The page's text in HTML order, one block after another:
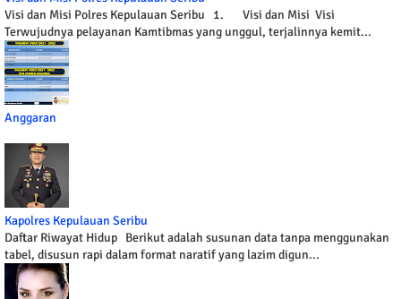
Visi dan Misi Polres Kepulauan Seribu 1. Visi dan Misi Visi
Terwujudnya pelayanan Kamtibmas yang unggul, terjalinnya kemit...
Anggaran
Kapolres Kepulauan Seribu
Daftar Riwayat Hidup Berikut adalah susunan data tanpa menggunakan
tabel, disusun rapi dalam format naratif yang lazim digun...